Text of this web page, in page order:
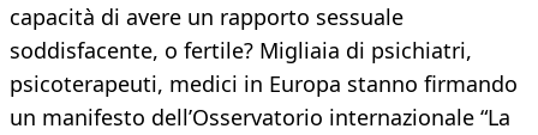
capacità di avere un rapporto sessuale
soddisfacente, o fertile? Migliaia di psichiatri,
psicoterapeuti, medici in Europa stanno firmando
un manifesto dell’Osservatorio internazionale “La